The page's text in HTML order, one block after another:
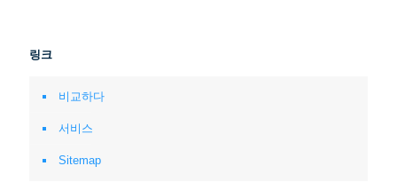
링크
비교하다
서비스
Sitemap